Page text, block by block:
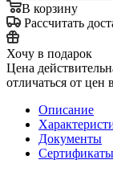
В корзину
Рассчитать
Хочу в подарок
Цена
отличаться от цен
Описание
Документы
Сертификаты